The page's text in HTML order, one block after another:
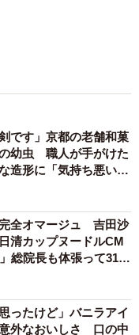
造形に「気持ち悪いく
全オマージュ 吉田沙
清カップヌードルCM
総院長も体張って31万
ったけど」バニラアイ
外なおいしさ 口の中
薬味コラボ」が話題